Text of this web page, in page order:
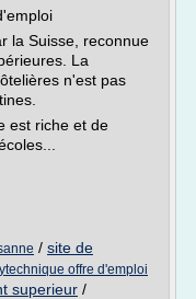
la Suisse, reconnue
La
n'est pas
est riche et de
/ site de
offre d'emploi
superieur /